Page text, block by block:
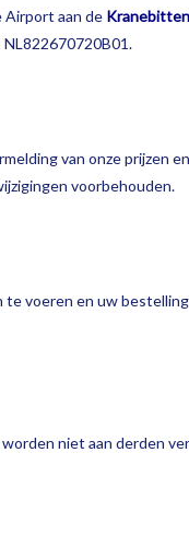
Airport aan de
van onze
voorbehouden.
voeren en uw
niet aan derden